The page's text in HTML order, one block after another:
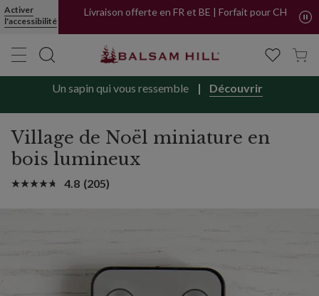
Activer
l'accessibilité
Livraison offerte en FR et BE | Forfait pour CH
Un sapin qui vous ressemble Découvrir
Village de Noël miniature en
bois lumineux
4.8 (205)